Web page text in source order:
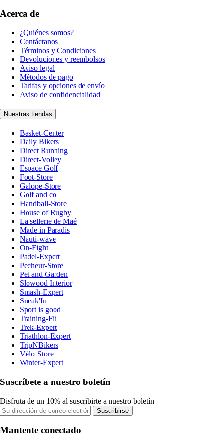
Acerca de
¿Quiénes somos?
Contáctanos
Términos y Condiciones
Devoluciones y reembolsos
Aviso legal
Métodos de pago
Tarifas y opciones de envío
Aviso de confidencialidad
Nuestras tiendas
Basket-Center
Daily Bikers
Direct Running
Direct-Volley
Espace Golf
Foot-Store
Galope-Store
Golf and co
Handball-Store
House of Rugby
La sellerie de Maé
Made in Paradis
Nauti-wave
On-Fight
Padel-Expert
Pecheur-Store
Pet and Garden
Slowood Interior
Smash-Expert
Sneak'In
Sport is good
Training-Fit
Trek-Expert
Triathlon-Expert
TripNBikers
Vélo-Store
Winter-Expert
Suscríbete a nuestro boletín
Disfruta de un 10% al suscribirte a nuestro boletín
Suscribirse
Mantente conectado